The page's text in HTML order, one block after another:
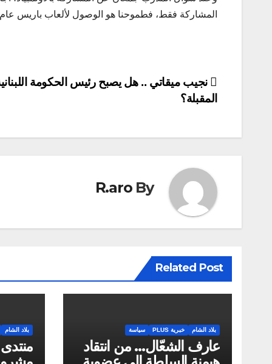
المشاركة فقط، فطموحنا هو الوصول لألعاب باريس عام 2024 والحصول على الميدالية.
تصفّح
المقالات
نجيب ميقاتي .. هل يصبح رئيس الحكومة
المقبلة؟
By
R.aro
Related Post
بلاد الشام خبرية PLUS سياسة
عارف الشعّال… من انتقاد
بلاد الشام